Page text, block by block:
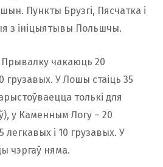
Пункты Брузгі, Пясчатка і
з ініцыятывы Польшчы.
Прывалку чакаюць 20
У Лошы стаіць 35
толькі для
у Каменным Логу – 20
легкавых і 10 грузавых. У
чэргаў няма.